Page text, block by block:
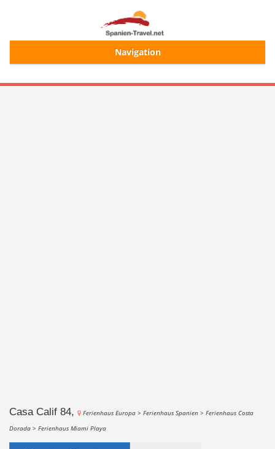
Navigation
Start
Casa Calif 84, Ferienhaus Europa > Ferienhaus Spanien > Ferienhaus Costa
Dorada > Ferienhaus Miami Playa